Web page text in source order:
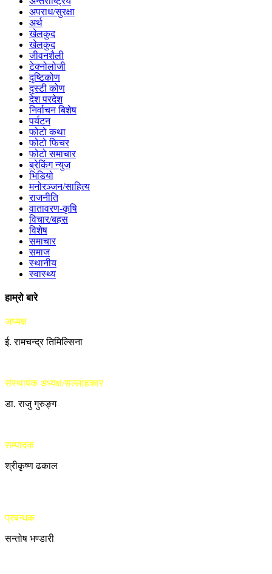
अपराध/सुरक्षा
अर्थ
खेलकुद
खेलकुद
जीवनशैली
टेक्नोलोजी
दृष्टिकोण
दृस्टी कोण
देश परदेश
निर्वाचन बिशेष
पर्यटन
फोटो कथा
फोटो फिचर
फोटो समाचार
ब्रेकिंग न्युज
भिडियो
मनोरञ्जन/साहित्य
राजनीति
वातावरण-कृषि
विचार/बहस
विशेष
समाचार
समाज
स्थानीय
स्वास्थ्य
हाम्रो बारे
अध्यक्ष
ई. रामचन्द्र तिमिल्सिना
संस्थापक अध्यक्ष/सल्लाहकार
डा. राजु गुरुङ्ग
सम्पादक
श्रीकृष्ण ढकाल
प्रबन्धक
सन्तोष भण्डारी